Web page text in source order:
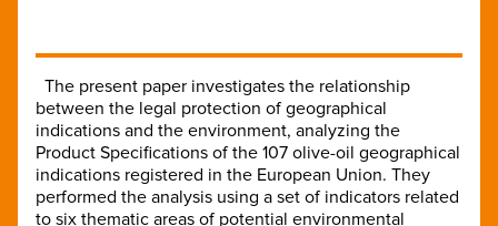
The present paper investigates the relationship
between the legal protection of geographical
indications and the environment, analyzing the
Product Specifications of the 107 olive-oil geographical
indications registered in the European Union. They
performed the analysis using a set of indicators related
to six thematic areas of potential environmental